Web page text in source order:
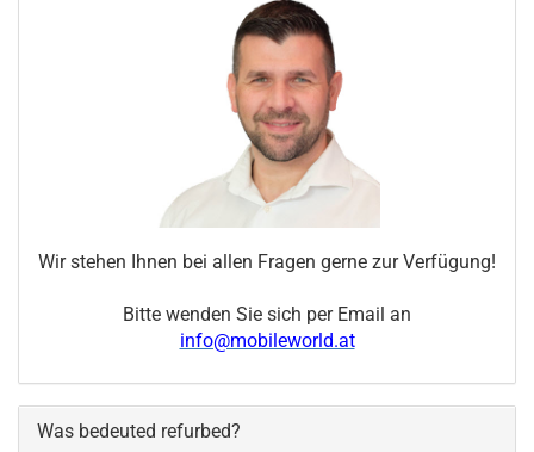
Wir stehen Ihnen bei allen Fragen gerne zur Verfügung!
Bitte wenden Sie sich per Email an
info@mobileworld.at
Was bedeuted refurbed?